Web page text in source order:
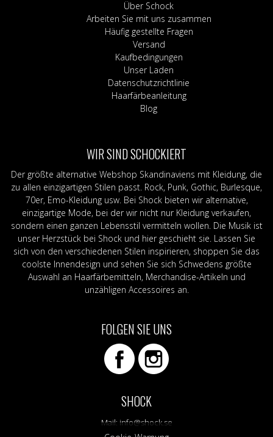
können
Produktseite
Über Schock
Arbeiten Sie mit uns zusammen
Häufig gestellte Fragen
Versand
Kaufbedingungen
Unser Laden
Datenschutzrichtlinie
Haarfärbeanleitung
Blog
WIR SIND SCHOCKIERT
Der größte alternative Webshop Skandinaviens mit Kleidung, die
zu allen einzigartigen Stilen passt. Rock, Punk, Gothic, Burlesque,
70er, Emo-Kleidung usw. Bei Shock bieten wir alternative,
einzigartige Mode, bei der wir nicht nur Kleidung verkaufen,
sondern einen ganzen Lebensstil vermitteln wollen. Die Musik ist
unser Herzstück bei Shock und hier geschieht sie. Lassen Sie
sich von den verschiedenen Stilen inspirieren, shoppen Sie das
coolste Innendesign und sehen Sie sich Schwedens größte
Auswahl an Haarfärbemitteln, Merchandise-Artikeln und
unzähligen Accessoires an.
FOLGEN SIE UNS
SHOCK
Mail: info@shock.se